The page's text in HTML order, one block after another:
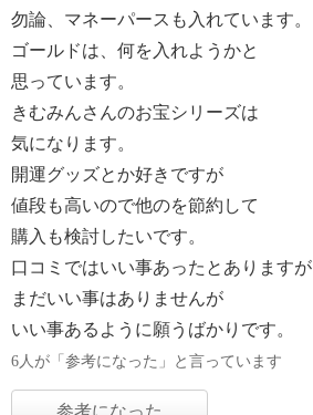
勿論、マネーパースも入れています。
ゴールドは、何を入れようかと
思っています。
きむみんさんのお宝シリーズは
気になります。
開運グッズとか好きですが
値段も高いので他のを節約して
購入も検討したいです。
口コミではいい事あったとありますが
まだいい事はありませんが
いい事あるように願うばかりです。
6人が「参考になった」と言っています
参考になった